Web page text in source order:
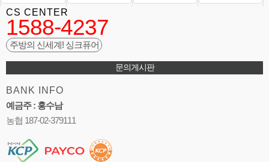
CS CENTER
1588-4237
주방의 신세계! 싱크퓨어
문의게시판
BANK INFO
예금주 : 홍수남
농협 187-02-379111